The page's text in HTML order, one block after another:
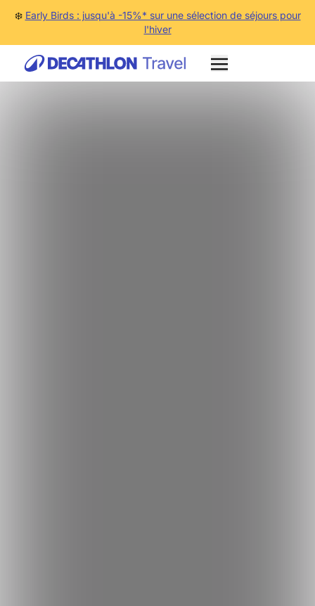
❄️ Early Birds : jusqu'à -15%* sur une sélection de séjours pour
l'hiver